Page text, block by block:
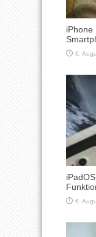
iPhone
6.
6.